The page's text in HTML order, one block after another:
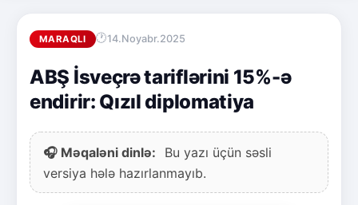
MARAQLI 14.Noyabr.2025
ABŞ İsveçrə tariflərini 15%-ə
endirir: Qızıl diplomatiya
🎧 Məqaləni dinlə:
Bu yazı üçün səsli
versiya hələ hazırlanmayıb.